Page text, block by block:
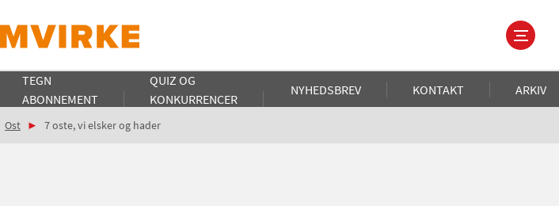
TEGN
ABONNEMENT
QUIZ OG
KONKURRENCER
NYHEDSBREV KONTAKT ARKIV
Ost 7 oste, vi elsker og hader